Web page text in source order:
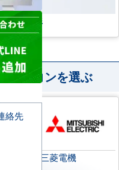
吊自在形
エアコンを選ぶ
三菱電機
絡先